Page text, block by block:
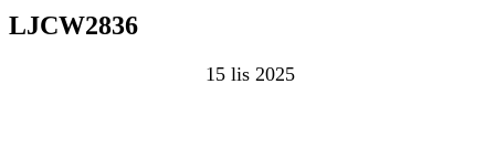
LJCW2836
15 lis 2025